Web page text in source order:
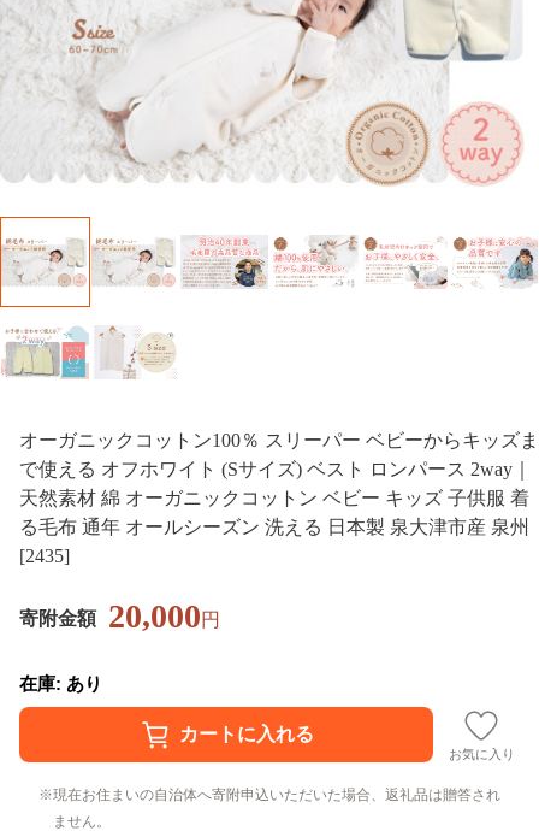
オーガニックコットン100％ スリーパー ベビーからキッズま
で使える オフホワイト (Sサイズ) ベスト ロンパース 2way｜
天然素材 綿 オーガニックコットン ベビー キッズ 子供服 着
る毛布 通年 オールシーズン 洗える 日本製 泉大津市産 泉州
[2435]
寄附金額 20,000円
在庫: あり
お気に入り
現在お住まいの自治体へ寄附申込いただいた場合、返礼品は贈答され
ません。